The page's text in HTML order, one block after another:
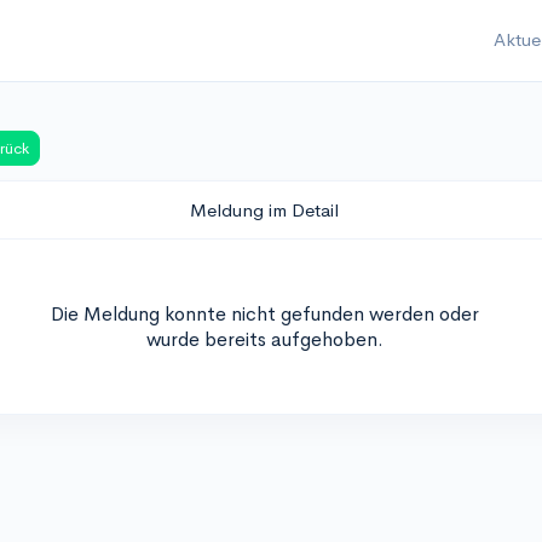
Meldung im Detail
Die Meldung konnte nicht gefunden werden oder
wurde bereits aufgehoben.